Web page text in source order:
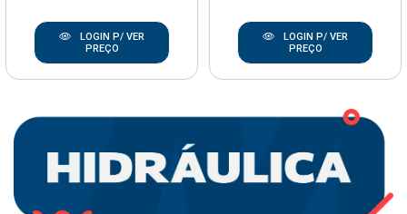
LOGIN P/ VER
PREÇO
LOGIN P/ VER
PREÇO